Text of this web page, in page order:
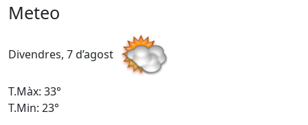
Meteo
Divendres, 7 d’agost
T.Màx: 33°
T.Min: 23°